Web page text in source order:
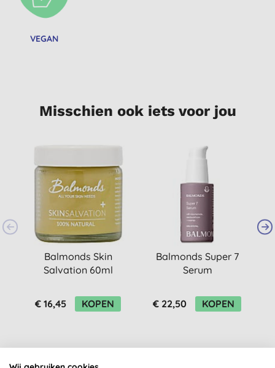
VEGAN
Misschien ook iets voor jou
Balmonds Skin
Salvation 60ml
€ 16,45 KOPEN
Balmonds Super 7
Serum
€ 22,50 KOPEN